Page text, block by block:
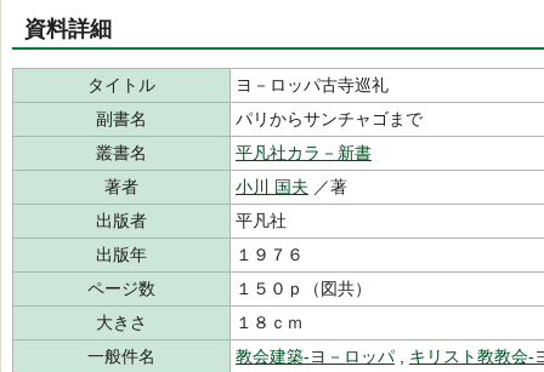
資料詳細
タイトル
ヨ－ロッパ古寺巡礼
副書名
パリからサンチャゴまで
叢書名
平凡社カラ－新書
著者
小川 国夫 ／著
出版者
平凡社
出版年
１９７６
ページ数
１５０ｐ（図共）
大きさ
１８ｃｍ
一般件名
教会建築‐ヨ－ロッパ キリスト教教会‐